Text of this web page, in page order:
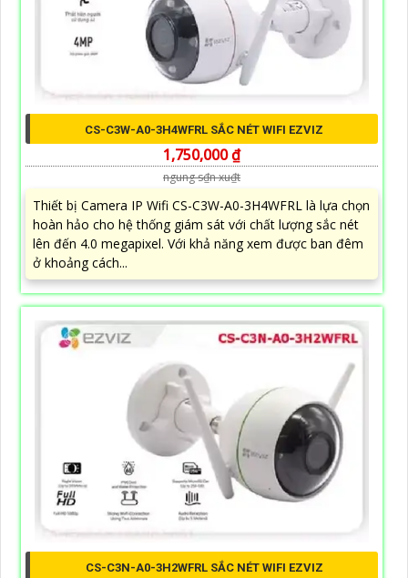
CS-C3W-A0-3H4WFRL SẮC NÉT WIFI EZVIZ
1,750,000 ₫
ngung s₫n xu₫t
Thiết bị Camera IP Wifi CS-C3W-A0-3H4WFRL là lựa chọn
hoàn hảo cho hệ thống giám sát với chất lượng sắc nét
lên đến 4.0 megapixel. Với khả năng xem được ban đêm
ở khoảng cách...
CS-C3N-A0-3H2WFRL SẮC NÉT WIFI EZVIZ